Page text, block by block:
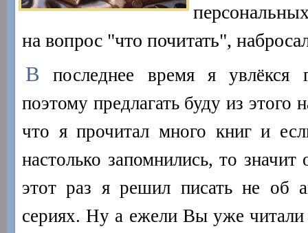
на вопрос "что почитать",
В последнее время я увлёкся
поэтому предлагать буду из этого
что я прочитал много книг и
настолько запомнились, то
этот раз я решил писать не об
сериях. Ну а ежели Вы уже читали